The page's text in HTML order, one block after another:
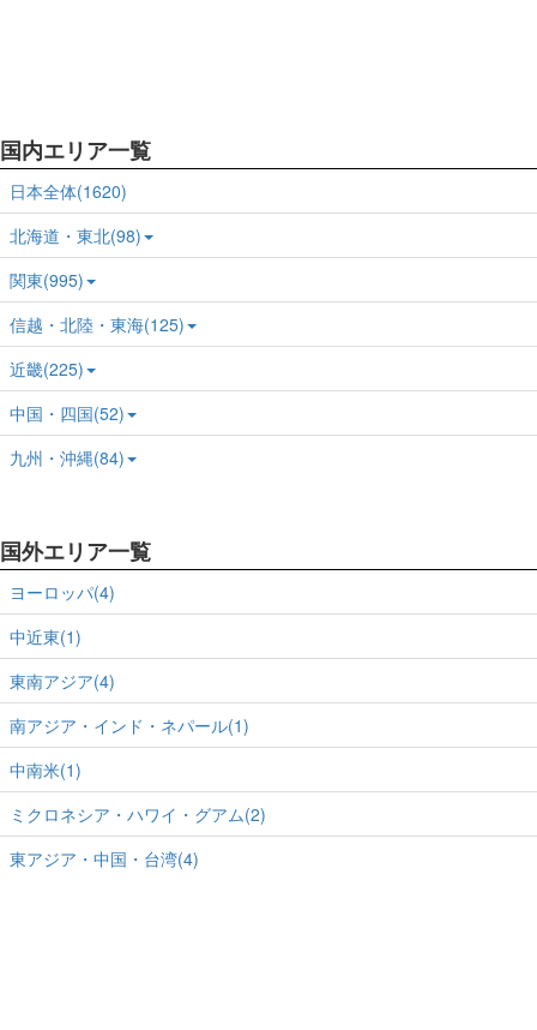
国内エリア一覧
日本全体(1620)
北海道・東北(98)
関東(995)
信越・北陸・東海(125)
近畿(225)
中国・四国(52)
九州・沖縄(84)
国外エリア一覧
ヨーロッパ(4)
中近東(1)
東南アジア(4)
南アジア・インド・ネパール(1)
中南米(1)
ミクロネシア・ハワイ・グアム(2)
東アジア・中国・台湾(4)